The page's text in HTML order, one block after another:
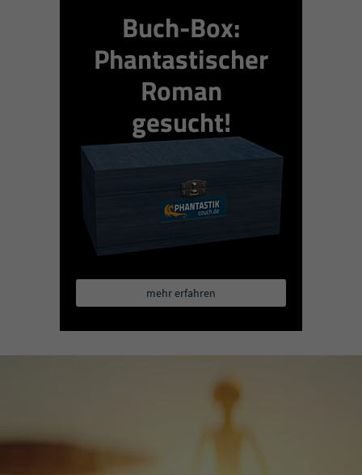
Buch-Box:
Phantastischer
Roman
gesucht!
mehr erfahren